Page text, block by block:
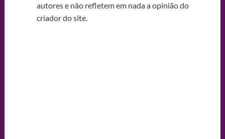
autores e não refletem em nada a opinião do
criador do site.